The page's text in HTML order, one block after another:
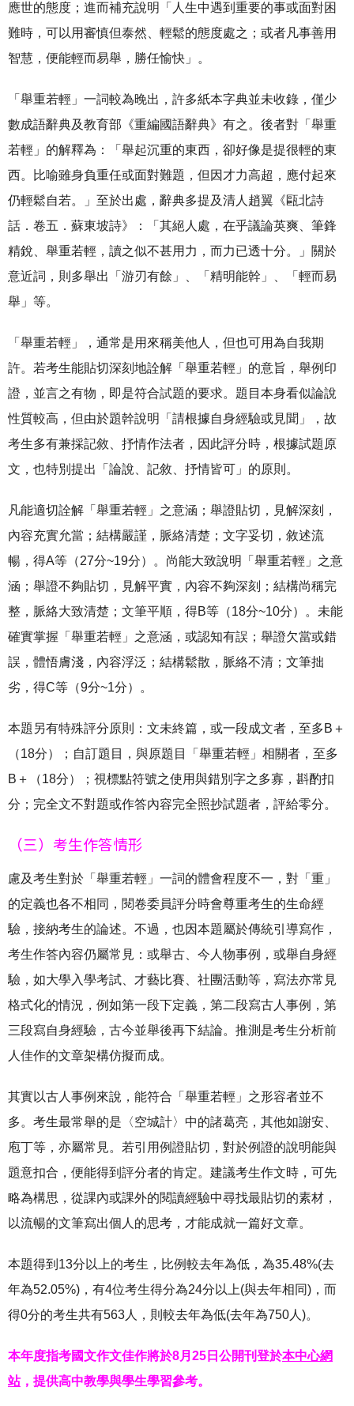
應世的態度；進而補充說明「人生中遇到重要的事或面對困
難時，可以用審慎但泰然、輕鬆的態度處之；或者凡事善用
智慧，便能輕而易舉，勝任愉快」。
「舉重若輕」一詞較為晚出，許多紙本字典並未收錄，僅少
數成語辭典及教育部《重編國語辭典》有之。後者對「舉重
若輕」的解釋為：「舉起沉重的東西，卻好像是提很輕的東
西。比喻雖身負重任或面對難題，但因才力高超，應付起來
仍輕鬆自若。」至於出處，辭典多提及清人趙翼《甌北詩
話．卷五．蘇東坡詩》：「其絕人處，在乎議論英爽、筆鋒
精銳、舉重若輕，讀之似不甚用力，而力已透十分。」關於
意近詞，則多舉出「游刃有餘」、「精明能幹」、「輕而易
舉」等。
「舉重若輕」，通常是用來稱美他人，但也可用為自我期
許。若考生能貼切深刻地詮解「舉重若輕」的意旨，舉例印
證，並言之有物，即是符合試題的要求。題目本身看似論說
性質較高，但由於題幹說明「請根據自身經驗或見聞」，故
考生多有兼採記敘、抒情作法者，因此評分時，根據試題原
文，也特別提出「論說、記敘、抒情皆可」的原則。
凡能適切詮解「舉重若輕」之意涵；舉證貼切，見解深刻，
內容充實允當；結構嚴謹，脈絡清楚；文字妥切，敘述流
暢，得A等（27分~19分）。尚能大致說明「舉重若輕」之意
涵；舉證不夠貼切，見解平實，內容不夠深刻；結構尚稱完
整，脈絡大致清楚；文筆平順，得B等（18分~10分）。未能
確實掌握「舉重若輕」之意涵，或認知有誤；舉證欠當或錯
誤，體悟膚淺，內容浮泛；結構鬆散，脈絡不清；文筆拙
劣，得C等（9分~1分）。
本題另有特殊評分原則：文未終篇，或一段成文者，至多B＋
（18分）；自訂題目，與原題目「舉重若輕」相關者，至多
B＋（18分）；視標點符號之使用與錯別字之多寡，斟酌扣
分；完全文不對題或作答內容完全照抄試題者，評給零分。
（三）考生作答情形
慮及考生對於「舉重若輕」一詞的體會程度不一，對「重」
的定義也各不相同，閱卷委員評分時會尊重考生的生命經
驗，接納考生的論述。不過，也因本題屬於傳統引導寫作，
考生作答內容仍屬常見：或舉古、今人物事例，或舉自身經
驗，如大學入學考試、才藝比賽、社團活動等，寫法亦常見
格式化的情況，例如第一段下定義，第二段寫古人事例，第
三段寫自身經驗，古今並舉後再下結論。推測是考生分析前
人佳作的文章架構仿擬而成。
其實以古人事例來說，能符合「舉重若輕」之形容者並不
多。考生最常舉的是〈空城計〉中的諸葛亮，其他如謝安、
庖丁等，亦屬常見。若引用例證貼切，對於例證的說明能與
題意扣合，便能得到評分者的肯定。建議考生作文時，可先
略為構思，從課內或課外的閱讀經驗中尋找最貼切的素材，
以流暢的文筆寫出個人的思考，才能成就一篇好文章。
本題得到13分以上的考生，比例較去年為低，為35.48%(去
年為52.05%)，有4位考生得分為24分以上(與去年相同)，而
得0分的考生共有563人，則較去年為低(去年為750人)。
本年度指考國文作文佳作將於8月25日公開刊登於本中心網
站，提供高中教學與學生學習參考。